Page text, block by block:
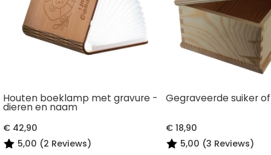
Houten boeklamp met gravure -
dieren en naam
€ 42,90
5,00 (2 Reviews)
Gegraveerde suiker
€ 18,90
5,00 (3 Reviews)